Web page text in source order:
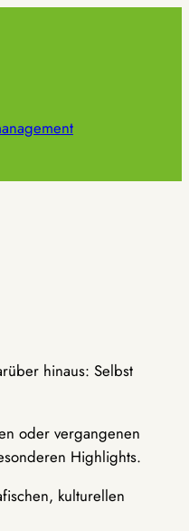
hinaus: Selbst
oder vergangenen
Highlights.
kulturellen